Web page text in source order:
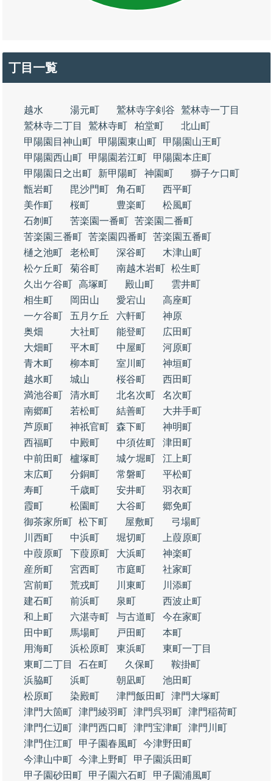
丁目一覧
越水 湯元町 鷲林寺字剣谷
鷲林寺一丁目
鷲林寺二丁目
鷲林寺町 柏堂町
北山町
甲陽園目神山町
甲陽園東山町
甲陽園山王町
甲陽園西山町
甲陽園若江町
甲陽園本庄町
甲陽園日之出町
新甲陽町 神園町
獅子ケ口町
甑岩町
毘沙門町 角石町
西平町
美作町
桜町 豊楽町
松風町
石刎町
苦楽園一番町 苦楽園二番町
苦楽園三番町 苦楽園四番町 苦楽園五番町
樋之池町
老松町 深谷町
木津山町
松ケ丘町
菊谷町 南越木岩町 松生町
久出ケ谷町 高塚町 殿山町
雲井町
相生町
岡田山 愛宕山
高座町
一ケ谷町
五月ケ丘 六軒町
神原
奥畑
大社町 能登町
広田町
大畑町
平木町 中屋町
河原町
青木町
柳本町 室川町
神垣町
越水町
城山 桜谷町
西田町
満池谷町
清水町 北名次町
名次町
南郷町
若松町 結善町
大井手町
芦原町
神祇官町 森下町
神明町
西福町
中殿町 中須佐町
津田町
中前田町
櫨塚町 城ケ堀町
江上町
末広町
分銅町 常磐町
平松町
寿町
千歳町 安井町
羽衣町
霞町
松園町 大谷町
郷免町
御茶家所町 松下町 屋敷町
弓場町
川西町
中浜町 堀切町
上葭原町
中葭原町
下葭原町 大浜町
神楽町
産所町
宮西町 市庭町
社家町
宮前町
荒戎町 川東町
川添町
建石町
前浜町 泉町
西波止町
和上町
六湛寺町 与古道町
今在家町
田中町
馬場町 戸田町
本町
用海町
浜松原町 東浜町
東町一丁目
東町二丁目
石在町 久保町
鞍掛町
浜脇町
浜町 朝凪町
池田町
松原町
染殿町 津門飯田町 津門大塚町
津門大箇町 津門綾羽町 津門呉羽町 津門稲荷町
津門仁辺町 津門西口町 津門宝津町 津門川町
津門住江町
甲子園春風町 今津野田町
今津山中町 今津上野町
甲子園浜田町
甲子園砂田町
甲子園六石町
甲子園浦風町